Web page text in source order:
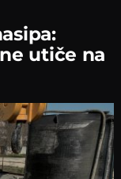
utiče na